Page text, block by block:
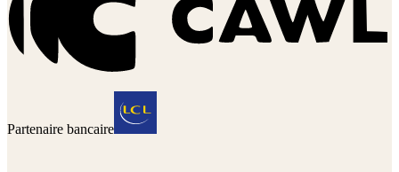
Partenaire bancaire